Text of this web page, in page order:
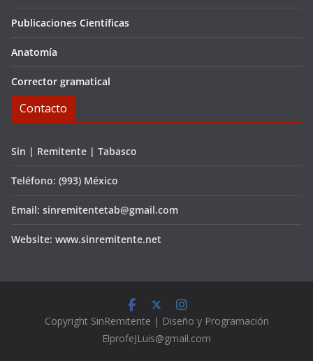
Publicaciones Científicas
Anatomía
Corrector gramatical
Contacto
Sin | Remitente | Tabasco
Teléfono: (993) México
Email: sinremitentetab@gmail.com
Website: www.sinremitente.net
Copyright SinRemitente | Diseño y Programación
ElprofeJLuis@gmail.com